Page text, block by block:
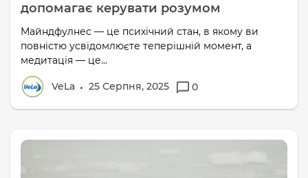
допомагає керувати розумом
Майндфулнес — це психічний стан, в якому ви
повністю усвідомлюєте теперішній момент, а
медитація — це...
VeLa 25 Серпня, 2025 0